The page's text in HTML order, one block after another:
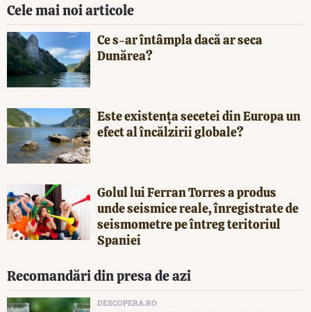
Cele mai noi articole
Ce s-ar întâmpla dacă ar seca
Dunărea?
Este existența secetei din Europa un
efect al încălzirii globale?
Golul lui Ferran Torres a produs
unde seismice reale, înregistrate de
seismometre pe întreg teritoriul
Spaniei
Recomandări din presa de azi
DESCOPERA.RO